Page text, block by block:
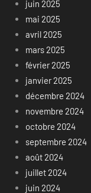
juin 2025
mai 2025
avril 2025
mars 2025
février 2025
janvier 2025
décembre 2024
novembre 2024
octobre 2024
septembre 2024
août 2024
juillet 2024
juin 2024